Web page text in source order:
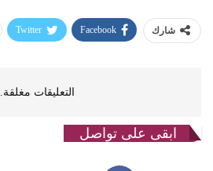
شارك Facebook
Twitter
التعليقات مغلقة.
ابقى على تواصل